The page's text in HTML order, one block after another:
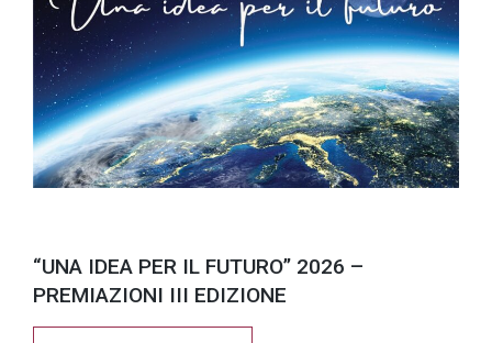
“UNA IDEA PER IL FUTURO” 2026 –
PREMIAZIONI III EDIZIONE